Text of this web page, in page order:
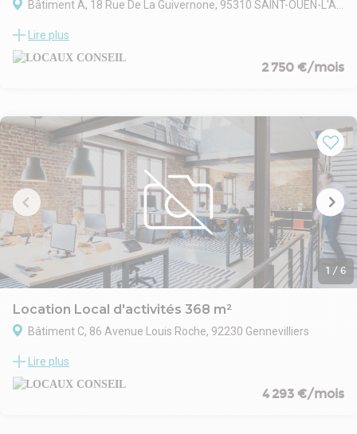
continu renforçant son attractivité. L’ensemble offre un
positionnement stratégique pour des implantations
fonctionnelles.
Bâtiment A, 18 Rue De La Guivernone, 95310 SAINT-OUEN-L'AUMONE
répondre aux besoins des entreprises industrielles et tertiaires. Il
bénéficie d’une excellente accessibilité grâce à sa proximité
immédiate avec les autoroutes A15, A115 et N184, facilitant les
d’un gardien assurant la sécurité. Le quartier environnant propose
des commodités pratiques telles que supermarché, restaurants,
pharmacies et salle de sport à moins de 300 mètres, garantissant
un environnement agréable pour les collaborateurs.
Lire plus
2 750 €/mois
1 / 6
Location Local d'activités 368 m²
Bâtiment C, 86 Avenue Louis Roche, 92230 Gennevilliers
Le bâtiment bénéficie d'une localisation stratégique, dans un
secteur dynamique et bien connecté. Située à proximité des
grands axes routiers, cette adresse offre un accès facile aux
Lire plus
4 293 €/mois